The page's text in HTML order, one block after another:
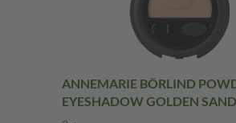
ANNEMARIE BÖRLIND
EYESHADOW GOLDEN